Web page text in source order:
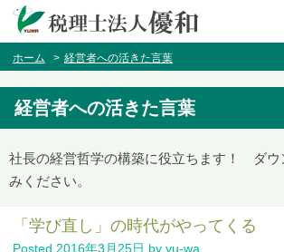
ホーム 経営者への活きた言葉
経営者への活きた言葉
社長の経営哲学の構築に役立ちます！ ダウ
みください。
「学び直し」の時代がやってくる
Posted 2016年3月25日 by yu-wa